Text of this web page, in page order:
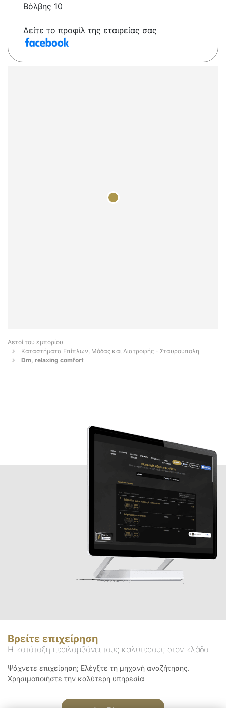
Βόλβης 10
Δείτε το προφίλ της εταιρείας σας
Αετοί του εμπορίου
Καταστήματα Επίπλων, Μόδας και Διατροφής - Σταυρουπολη
Dm, relaxing comfort
Βρείτε επιχείρηση
Η κατάταξη περιλαμβάνει τους καλύτερους στον κλάδο
Ψάχνετε επιχείρηση; Ελέγξτε τη μηχανή αναζήτησης.
Χρησιμοποιήστε την καλύτερη υπηρεσία